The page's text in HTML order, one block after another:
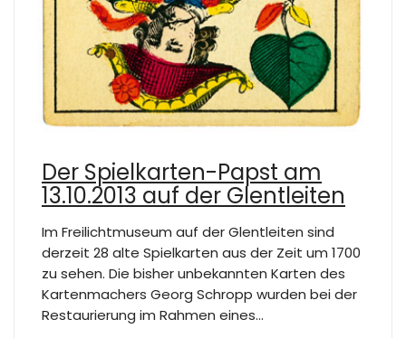
Der Spielkarten-Papst am
13.10.2013 auf der Glentleiten
Im Freilichtmuseum auf der Glentleiten sind
derzeit 28 alte Spielkarten aus der Zeit um 1700
zu sehen. Die bisher unbekannten Karten des
Kartenmachers Georg Schropp wurden bei der
Restaurierung im Rahmen eines…